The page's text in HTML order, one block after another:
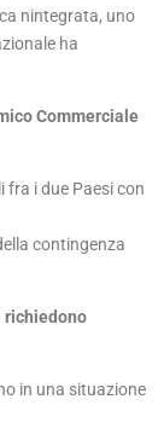
nintegrata, uno
ha
Commerciale
fra i due Paesi con
contingenza
richiedono
in una situazione